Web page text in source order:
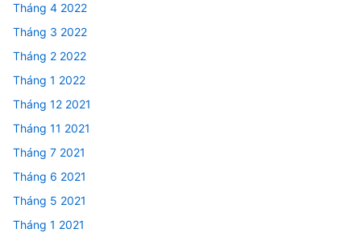
Tháng 4 2022
Tháng 3 2022
Tháng 2 2022
Tháng 1 2022
Tháng 12 2021
Tháng 11 2021
Tháng 7 2021
Tháng 6 2021
Tháng 5 2021
Tháng 1 2021